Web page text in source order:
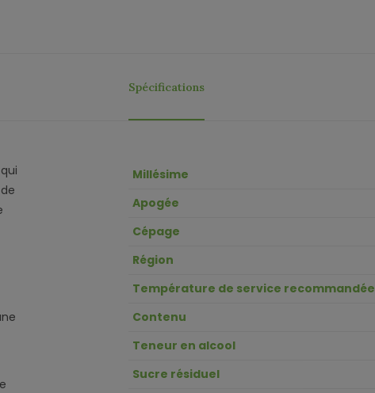
Spécifications
Millésime
Apogée
Cépage
Région
Température de service recommandée
Contenu
Teneur en alcool
Sucre résiduel